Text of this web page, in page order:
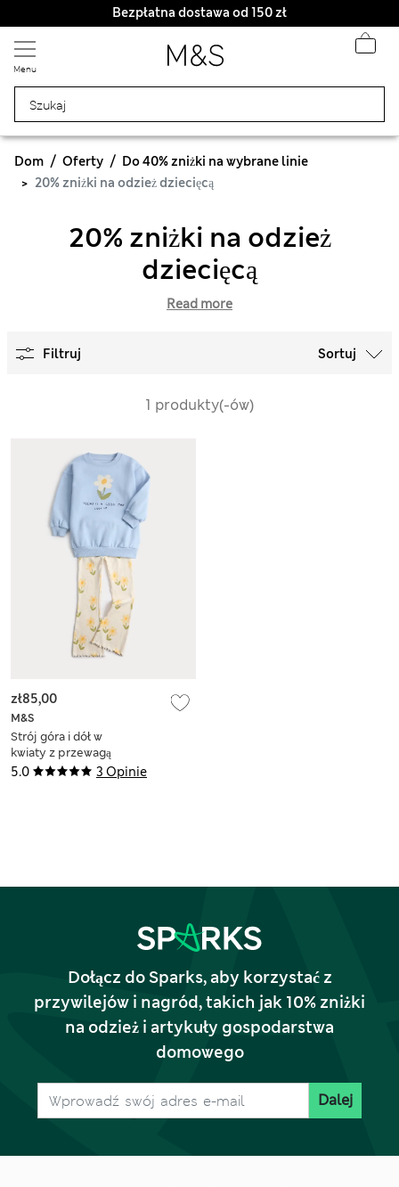
Bezpłatna dostawa od 150 zł
Menu
Dom Oferty
Do 40% zniżki na wybrane linie
20% zniżki na odzież dziecięcą
20% zniżki na odzież
dziecięcą
Read more
Filtruj Sortuj
1 produkty(-ów)
5.0 3 Opinie
M&S
Strój góra i dół w
kwiaty z przewagą
bawełny (2–7 lat)
zł85,00
Dołącz do Sparks, aby korzystać z
przywilejów i nagród, takich jak 10% zniżki
na odzież i artykuły gospodarstwa
domowego
Dalej